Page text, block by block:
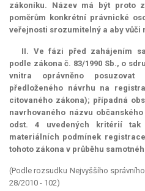
zákoníku. Název má být proto
poměrům konkrétní právnické
veřejnosti srozumitelný a aby vůči
II. Ve fázi před zahájením
podle zákona č. 83/1990 Sb., o
vnitra oprávněno posuzovat
předloženého návrhu na
citovaného zákona); případná
navrhovaného názvu
odst. 4 uvedených kritérií
materiálních podmínek
tohoto zákona v průběhu
(Podle rozsudku Nejvyššího
28/2010 - 102)